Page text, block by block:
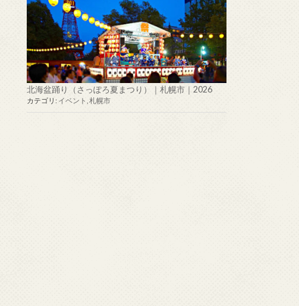
北海盆踊り（さっぽろ夏まつり）｜札幌市｜2026
カテゴリ: イベント 札幌市